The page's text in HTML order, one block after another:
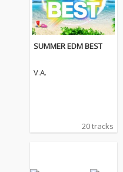
SUMMER EDM BEST
V.A.
20 tracks